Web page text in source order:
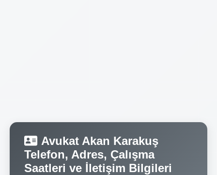
Avukat Akan Karakuş
Telefon, Adres, Çalışma
Saatleri ve İletişim Bilgileri